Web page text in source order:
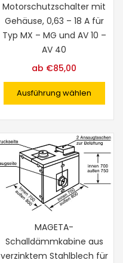
Motorschutzschalter mit
Gehäuse, 0,63 – 18 A für
Typ MX – MG und AV 10 –
AV 40
ab €85,00
Ausführung wählen
MAGETA-
Schalldämmkabine aus
verzinktem Stahlblech für